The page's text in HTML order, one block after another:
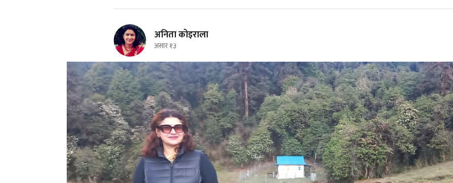
अनिता कोइराला
असार १३